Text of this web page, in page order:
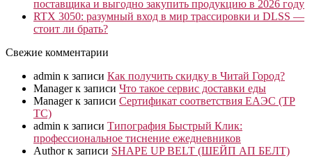
поставщика и выгодно закупить продукцию в 2026 году
RTX 3050: разумный вход в мир трассировки и DLSS —
стоит ли брать?
Свежие комментарии
admin к записи Как получить скидку в Читай Город?
Managerк записи Что такое сервис доставки еды
Managerк записи Сертификат соответствия ЕАЭС (ТР
ТС)
admin к записи Типография Быстрый Клик:
профессиональное тиснение ежедневников
Authorк записи SHAPE UP BELT (ШЕЙП АП БЕЛТ)